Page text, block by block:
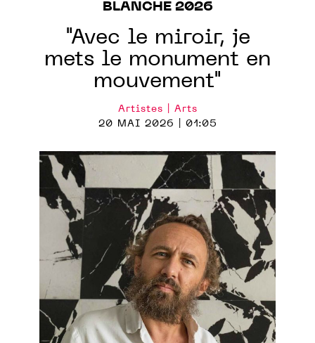
BLANCHE 2026
"Avec le miroir, je
mets le monument en
mouvement"
Artistes | Arts
20 MAI 2026 | 01:05